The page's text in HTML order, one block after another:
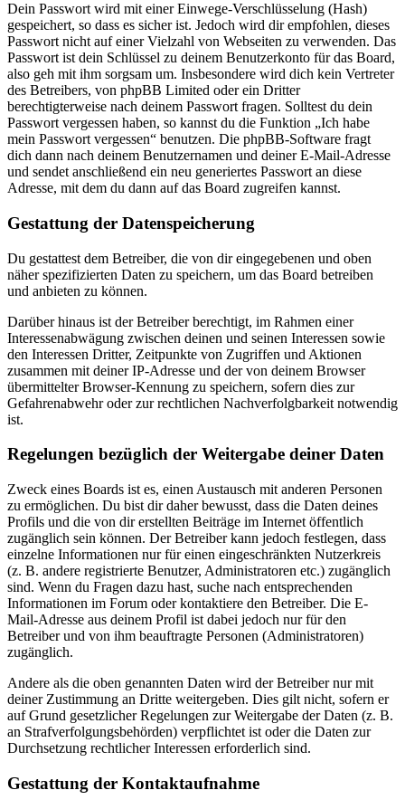
Dein Passwort wird mit einer Einwege-Verschlüsselung (Hash)
gespeichert, so dass es sicher ist. Jedoch wird dir empfohlen, dieses
Passwort nicht auf einer Vielzahl von Webseiten zu verwenden. Das
Passwort ist dein Schlüssel zu deinem Benutzerkonto für das Board,
also geh mit ihm sorgsam um. Insbesondere wird dich kein Vertreter
des Betreibers, von phpBB Limited oder ein Dritter
berechtigterweise nach deinem Passwort fragen. Solltest du dein
Passwort vergessen haben, so kannst du die Funktion „Ich habe
mein Passwort vergessen“ benutzen. Die phpBB-Software fragt
dich dann nach deinem Benutzernamen und deiner E-Mail-Adresse
und sendet anschließend ein neu generiertes Passwort an diese
Adresse, mit dem du dann auf das Board zugreifen kannst.
Gestattung der Datenspeicherung
Du gestattest dem Betreiber, die von dir eingegebenen und oben
näher spezifizierten Daten zu speichern, um das Board betreiben
und anbieten zu können.
Darüber hinaus ist der Betreiber berechtigt, im Rahmen einer
Interessenabwägung zwischen deinen und seinen Interessen sowie
den Interessen Dritter, Zeitpunkte von Zugriffen und Aktionen
zusammen mit deiner IP-Adresse und der von deinem Browser
übermittelter Browser-Kennung zu speichern, sofern dies zur
Gefahrenabwehr oder zur rechtlichen Nachverfolgbarkeit notwendig
ist.
Regelungen bezüglich der Weitergabe deiner Daten
Zweck eines Boards ist es, einen Austausch mit anderen Personen
zu ermöglichen. Du bist dir daher bewusst, dass die Daten deines
Profils und die von dir erstellten Beiträge im Internet öffentlich
zugänglich sein können. Der Betreiber kann jedoch festlegen, dass
einzelne Informationen nur für einen eingeschränkten Nutzerkreis
(z. B. andere registrierte Benutzer, Administratoren etc.) zugänglich
sind. Wenn du Fragen dazu hast, suche nach entsprechenden
Informationen im Forum oder kontaktiere den Betreiber. Die E-
Mail-Adresse aus deinem Profil ist dabei jedoch nur für den
Betreiber und von ihm beauftragte Personen (Administratoren)
zugänglich.
Andere als die oben genannten Daten wird der Betreiber nur mit
deiner Zustimmung an Dritte weitergeben. Dies gilt nicht, sofern er
auf Grund gesetzlicher Regelungen zur Weitergabe der Daten (z. B.
an Strafverfolgungsbehörden) verpflichtet ist oder die Daten zur
Durchsetzung rechtlicher Interessen erforderlich sind.
Gestattung der Kontaktaufnahme